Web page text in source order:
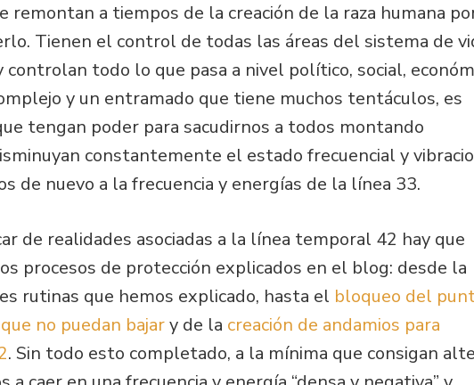
remontan a tiempos de la creación de la raza humana
Tienen el control de todas las áreas del sistema de
todo lo que pasa a nivel político, social,
y un entramado que tiene muchos tentáculos, es
tengan poder para sacudirnos a todos montando
constantemente el estado frecuencial y
de nuevo a la frecuencia y energías de la línea 33.
de realidades asociadas a la línea temporal 42 hay que
procesos de protección explicados en el blog: desde la
rutinas que hemos explicado, hasta el bloqueo del
no puedan bajary de la creación de andamios para
. Sin todo esto completado, a la mínima que consigan